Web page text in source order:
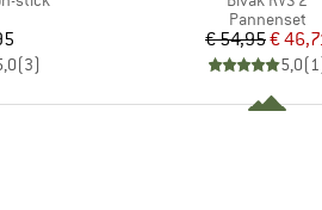
(3)
Productgroep
Pannenset
Prijs
€ 54,95€
5,0(1